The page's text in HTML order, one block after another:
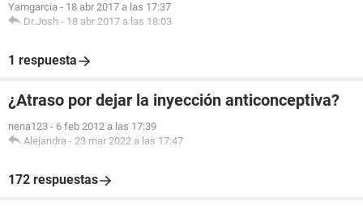
Yamgarcia - 18 abr 2017 a las 17:37
Dr.Josh - 18 abr 2017 a las 18:03
1 respuesta
¿Atraso por dejar la inyección anticonceptiva?
nena123 - 6 feb 2012 a las 17:39
Alejandra - 23 mar 2022 a las 17:47
172 respuestas